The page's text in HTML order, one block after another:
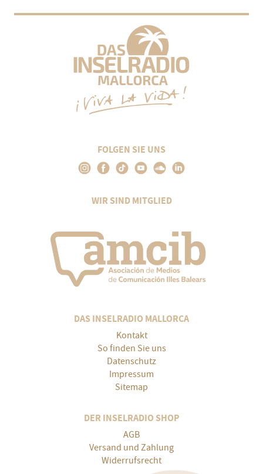
FOLGEN SIE UNS
WIR SIND MITGLIED
DAS INSELRADIO MALLORCA
Kontakt
So finden Sie uns
Datenschutz
Impressum
Sitemap
DER INSELRADIO SHOP
AGB
Versand und Zahlung
Widerrufsrecht